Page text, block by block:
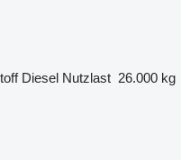
Diesel Nutzlast 26.000 kg